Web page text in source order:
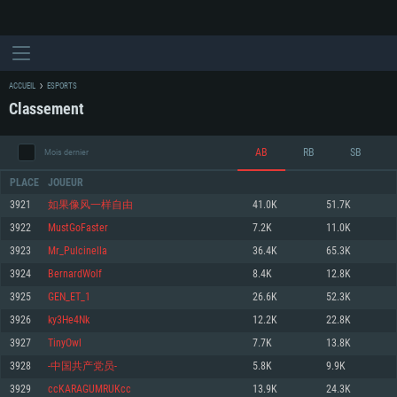
CONFIGURATION SYSTÈME REQUISE
Minimum
OS: Windows 10 (64 bit)
Processeur: Dual-Core 2.2 GHz
Minimum
OS: Mac OS Big Sur 11.0 ou plus récent
Processeur: Core i5, minimum 2.2GHz (Les processeurs Intel Xeon ne sont
Minimum
OS: Les configurations Linux 64 bits les plus modernes
Processeur: Dual-Core 2.4 GHz
ACCUEIL ESPORTS
Classement
Mois dernier AB RB SB
PLACE JOUEUR
3921 如果像风一样自由 41.0K 51.7K
3922 MustGoFaster 7.2K 11.0K
3923 Mr_Pulcinella 36.4K 65.3K
3924 BernardWolf 8.4K 12.8K
3925 GEN_ET_1 26.6K 52.3K
3926 ky3He4Nk 12.2K 22.8K
3927 TinyOwl 7.7K 13.8K
3928 -中国共产党员- 5.8K 9.9K
3929 ccKARAGUMRUKcc 13.9K 24.3K